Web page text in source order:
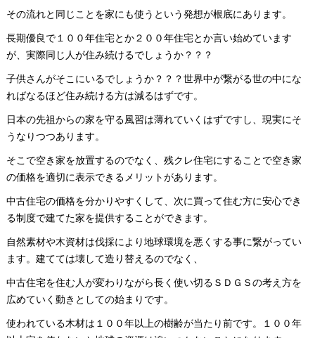
その流れと同じことを家にも使うという発想が根底にあります。
長期優良で１００年住宅とか２００年住宅とか言い始めています
が、実際同じ人が住み続けるでしょうか？？？
子供さんがそこにいるでしょうか？？？世界中が繋がる世の中にな
ればなるほど住み続ける方は減るはずです。
日本の先祖からの家を守る風習は薄れていくはずですし、現実にそ
うなりつつあります。
そこで空き家を放置するのでなく、残クレ住宅にすることで空き家
の価格を適切に表示できるメリットがあります。
中古住宅の価格を分かりやすくして、次に買って住む方に安心でき
る制度で建てた家を提供することができます。
自然素材や木資材は伐採により地球環境を悪くする事に繋がってい
ます。建てては壊して造り替えるのでなく、
中古住宅を住む人が変わりながら長く使い切るＳＤＧＳの考え方を
広めていく動きとしての始まりです。
使われている木材は１００年以上の樹齢が当たり前です。１００年